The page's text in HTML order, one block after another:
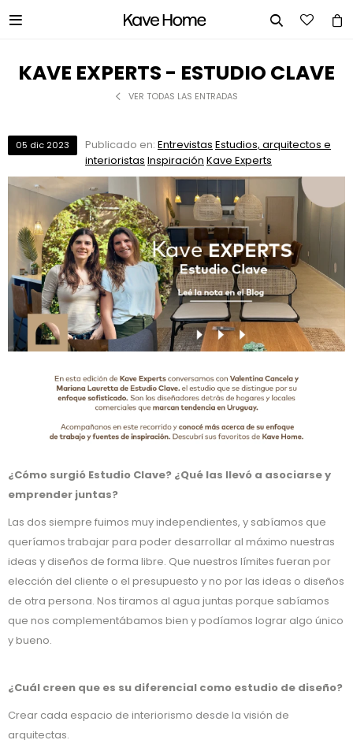
 
KAVE EXPERTS - ESTUDIO CLAVE
VER TODAS LAS ENTRADAS
05 dic 2023 Publicado en: Entrevistas Estudios, arquitectos e
interioristas Inspiración Kave Experts
¿Cómo surgió Estudio Clave? ¿Qué las llevó a asociarse y
emprender juntas?
Las dos siempre fuimos muy independientes, y sabíamos que
queríamos trabajar para poder desarrollar al máximo nuestras
ideas y diseños de forma libre. Que nuestros límites fueran por
elección del cliente o el presupuesto y no por las ideas o diseños
de otra persona. Nos tiramos al agua juntas porque sabíamos
que nos complementábamos bien y podíamos lograr algo único
y bueno.
¿Cuál creen que es su diferencial como estudio de diseño?
Crear cada espacio de interiorismo desde la visión de
arquitectas.